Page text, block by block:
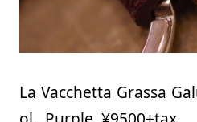
La Vacchetta Grassa